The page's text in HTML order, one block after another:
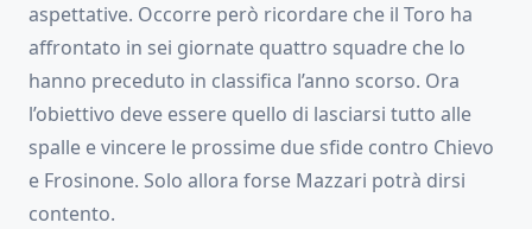
aspettative. Occorre però ricordare che il Toro ha
affrontato in sei giornate quattro squadre che lo
hanno preceduto in classifica l’anno scorso. Ora
l’obiettivo deve essere quello di lasciarsi tutto alle
spalle e vincere le prossime due sfide contro Chievo
e Frosinone. Solo allora forse Mazzari potrà dirsi
contento.